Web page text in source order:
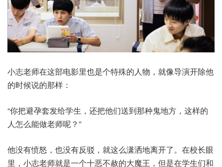
小志老师在这部电影里也是个特殊的人物，就像导演开除他
的时候说的那样：
“你把避孕套发给学生，还把他们送到那种鬼地方，这样的
人怎么能做老师呢？”
他没有愤怒，也没有反驳，就这么潇洒地离开了。在校长眼
里，小志老师就是一个十恶不赦的大魔王，但是在学生们和